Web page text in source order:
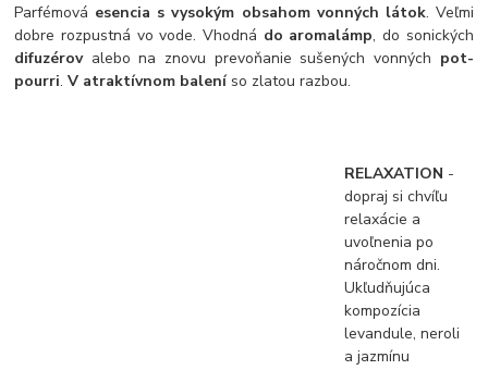
Parfémová esencia s vysokým obsahom vonných látok. Veľmi
dobre rozpustná vo vode. Vhodná do aromalámp, do sonických
difuzérovalebo na znovu prevoňanie sušených vonných pot-
pourri.V atraktívnom balení so zlatou razbou.
RELAXATION -
dopraj si chvíľu
relaxácie a
uvoľnenia po
náročnom dni.
Ukľudňujúca
kompozícia
levandule, neroli
a jazmínu